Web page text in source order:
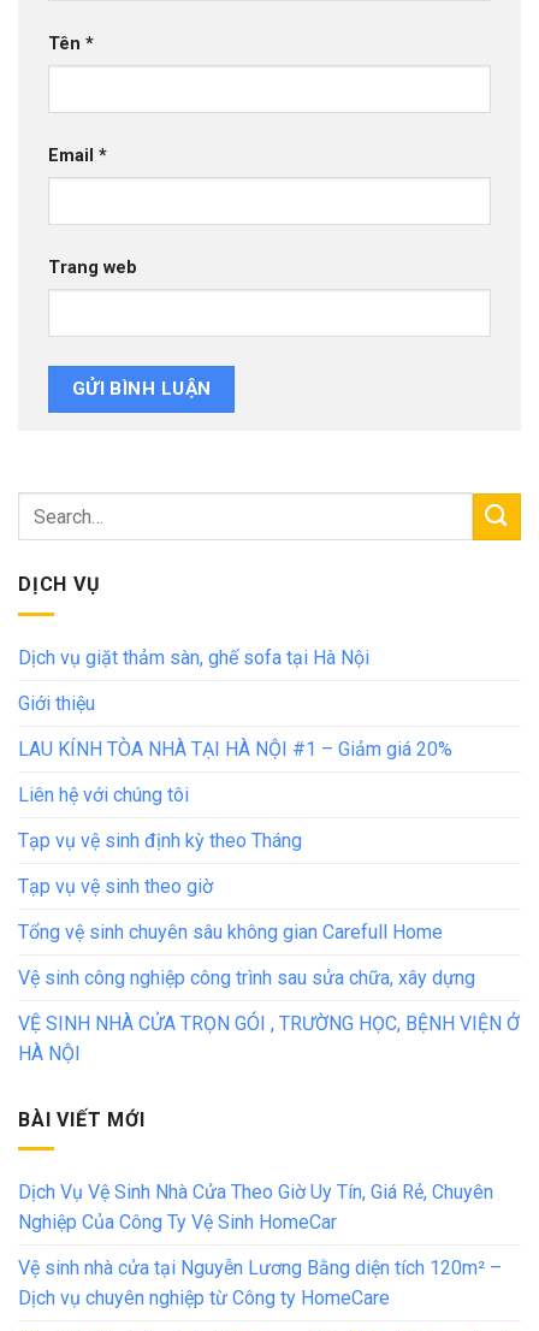
Tên *
Email *
Trang web
DỊCH VỤ
Dịch vụ giặt thảm sàn, ghế sofa tại Hà Nội
Giới thiệu
LAU KÍNH TÒA NHÀ TẠI HÀ NỘI #1 – Giảm giá 20%
Liên hệ với chúng tôi
Tạp vụ vệ sinh định kỳ theo Tháng
Tạp vụ vệ sinh theo giờ
Tổng vệ sinh chuyên sâu không gian Carefull Home
Vệ sinh công nghiệp công trình sau sửa chữa, xây dựng
VỆ SINH NHÀ CỬA TRỌN GÓI , TRƯỜNG HỌC, BỆNH VIỆN Ở
HÀ NỘI
BÀI VIẾT MỚI
Dịch Vụ Vệ Sinh Nhà Cửa Theo Giờ Uy Tín, Giá Rẻ, Chuyên
Nghiệp Của Công Ty Vệ Sinh HomeCar
Vệ sinh nhà cửa tại Nguyễn Lương Bằng diện tích 120m² –
Dịch vụ chuyên nghiệp từ Công ty HomeCare